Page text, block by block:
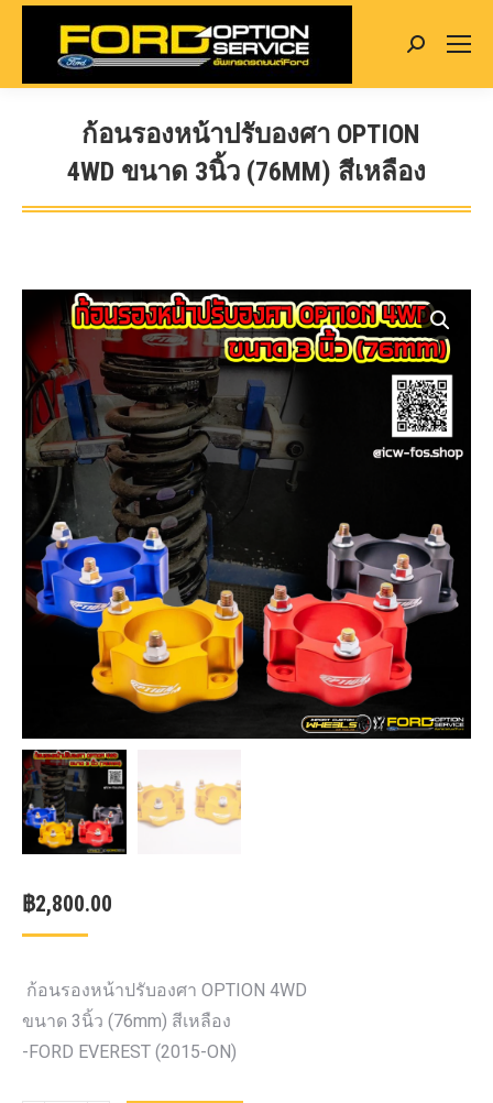
Search:
ก้อนรองหน้าปรับองศา OPTION
4WD ขนาด 3นิ้ว (76MM) สีเหลือง
You are here:
฿2,800.00
ก้อนรองหน้าปรับองศา OPTION 4WD
ขนาด 3นิ้ว (76mm) สีเหลือง
-FORD EVEREST (2015-ON)